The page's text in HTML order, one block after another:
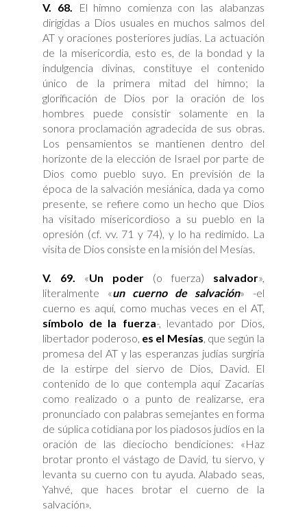
V. 68. El himno comienza con las alabanzas
dirigidas a Dios usuales en muchos salmos del
AT y oraciones posteriores judías. La actuación
de la misericordia, esto es, de la bondad y la
indulgencia divinas, constituye el contenido
único de la primera mitad del himno; la
glorificación de Dios por la oración de los
hombres puede consistir solamente en la
sonora proclamación agradecida de sus obras.
Los pensamientos se mantienen dentro del
horizonte de la elección de Israel por parte de
Dios como pueblo suyo. En previsión de la
época de la salvación mesiánica, dada ya como
presente, se refiere como un hecho que Dios
ha visitado misericordioso a su pueblo en la
opresión (cf. vv. 71 y 74), y lo ha redimido. La
visita de Dios consiste en la misión del Mesías.
V. 69. «Un poder (o fuerza) salvador»,
literalmente «un cuerno de salvación» -el
cuerno es aquí, como muchas veces en el AT,
símbolo de la fuerza-, levantado por Dios,
libertador poderoso, es el Mesías, que según la
promesa del AT y las esperanzas judías surgiría
de la estirpe del siervo de Dios, David. El
contenido de lo que contempla aquí Zacarías
como realizado o a punto de realizarse, era
pronunciado con palabras semejantes en forma
de súplica cotidiana por los piadosos judíos en la
oración de las dieciocho bendiciones: «Haz
brotar pronto el vástago de David, tu siervo, y
levanta su cuerno con tu ayuda. Alabado seas,
Yahvé, que haces brotar el cuerno de la
salvación».